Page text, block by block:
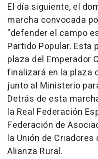
El día siguiente, el
marcha convocada
"defender el campo
Partido Popular. Esta
plaza del Emperador
finalizará en la plaza
junto al Ministerio
Detrás de esta
la Real Federación
Federación de
la Unión de Criadores
Alianza Rural.